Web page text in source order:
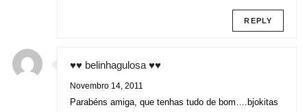
REPLY
♥♥ belinhagulosa ♥♥
Novembro 14, 2011
Parabéns amiga, que tenhas tudo de bom….bjokitas